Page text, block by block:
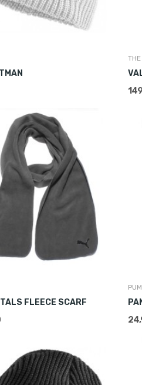
FLEECE SCARF